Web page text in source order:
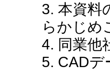
3. 本資料
らかじめ
4. 同業他
5. CADデ